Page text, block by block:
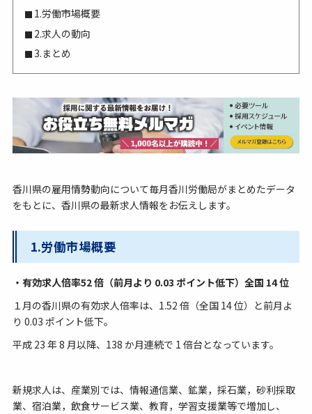
1.労働市場概要
2.求人の動向
3.まとめ
香川県の雇用情勢動向について毎月香川労働局がまとめたデータ
をもとに、香川県の最新求人情報をお伝えします。
1.労働市場概要
・有効求人倍率52 倍（前月より 0.03 ポイント低下）全国 14 位
１月の香川県の有効求人倍率は、1.52 倍（全国 14 位）と前月よ
り 0.03 ポイント低下。
平成 23 年 8 月以降、138 か月連続で 1 倍台となっています。
新規求人は、産業別では、情報通信業、鉱業，採石業，砂利採取
業、宿泊業，飲食サービス業、教育，学習支援業等で増加し、